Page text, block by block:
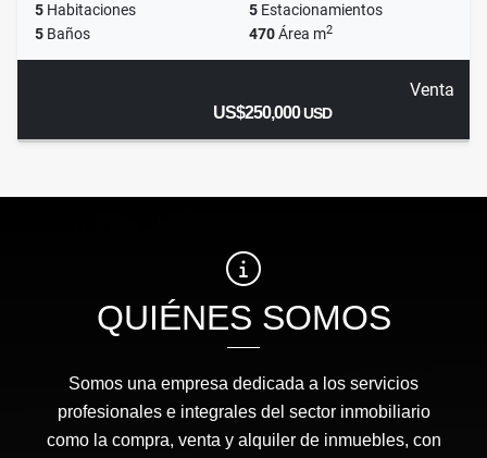
5 Habitaciones 5 Estacionamientos
5 Baños 470Área m2
Venta
US$250,000USD
QUIÉNES SOMOS
Somos una empresa dedicada a los servicios
profesionales e integrales del sector inmobiliario
como la compra, venta y alquiler de inmuebles, con